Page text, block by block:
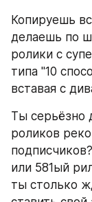
Копируешь
делаешь по
ролики с
типа "10
вставая с
Ты серьёзно
роликов
или 581ый
ты столько